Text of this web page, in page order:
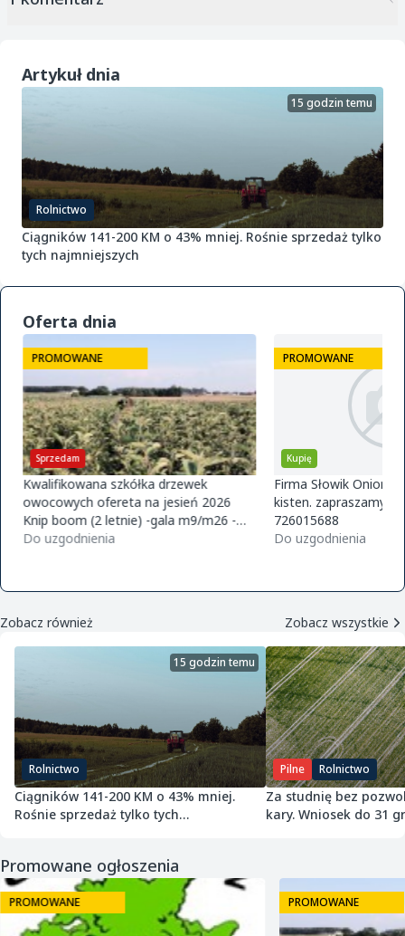
Artykuł dnia
Rolnictwo
15 godzin temu
Ciągników 141-200 KM o 43% mniej. Rośnie sprzedaż tylko
tych najmniejszych
Oferta dnia
Sprzedam
PROMOWANE
Kwalifikowana szkółka drzewek
owocowych ofereta na jesień 2026
Knip boom (2 letnie) -gala m9/m26 -
golden m9 -jeronimo m9/m26 -mutsu
Do uzgodnienia
Kupię
PROMOWANE
Firma Słowik Onions
kisten. zapraszamy
726015688
Do uzgodnienia
Zobacz również Zobacz wszystkie
Rolnictwo
15 godzin temu
Ciągników 141-200 KM o 43% mniej.
Rośnie sprzedaż tylko tych
Pilne Rolnictwo
Za studnię bez
kary. Wniosek do 31
Promowane ogłoszenia
PROMOWANE PROMOWANE